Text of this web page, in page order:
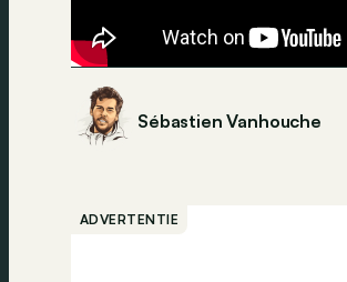
Sébastien Vanhouche
ADVERTENTIE